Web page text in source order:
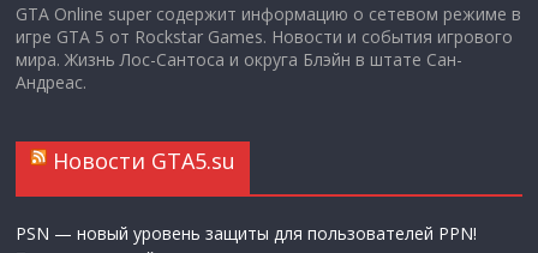
GTA Online super содержит информацию о сетевом режиме в
игре GTA 5 от Rockstar Games. Новости и события игрового
мира. Жизнь Лос-Сантоса и округа Блэйн в штате Сан-
Андреас.
Новости GTA5.su
PSN — новый уровень защиты для пользователей PPN!